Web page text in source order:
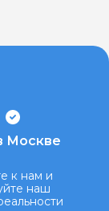
Москве
к нам и
наш